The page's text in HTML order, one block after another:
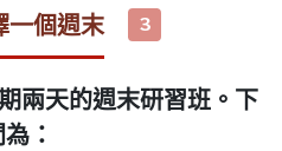
一個週末 3
兩天的週末研習班。下
：